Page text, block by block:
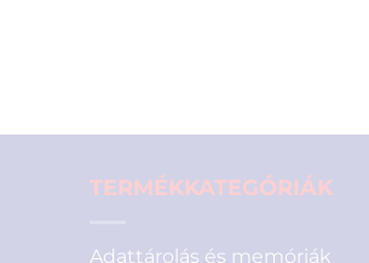
TERMÉKKATEGÓRIÁK
Adattárolás és memóriák